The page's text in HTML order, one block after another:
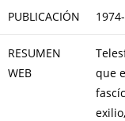
PUBLICACIÓN
RESUMEN
WEB
que